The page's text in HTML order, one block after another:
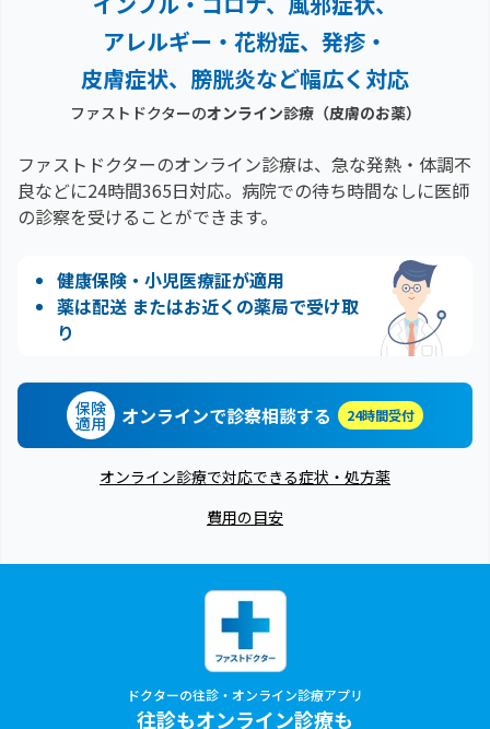
アレルギー・花粉症、 発疹・
皮膚症状、膀胱炎など幅広く対応
ファストドクターのオンライン診療（皮膚のお薬）
ファストドクターのオンライン診療は、急な発熱・体調不
良などに24時間365日対応。 病院での待ち時間なしに医師
の診察を受けることができます。
健康保険・小児医療証が適用
薬は配送 またはお近くの薬局で受け取
り
保険
適用 オンラインで診察相談する 24時間受付
オンライン診療で対応できる症状・処方薬
費用の目安
ドクターの往診・オンライン診療アプリ
往診もオンライン診療も